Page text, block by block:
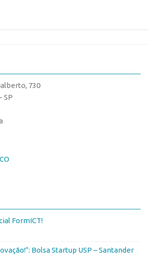
AUSPIN
730
SP
FormICT!
Bolsa Startup USP – Santander